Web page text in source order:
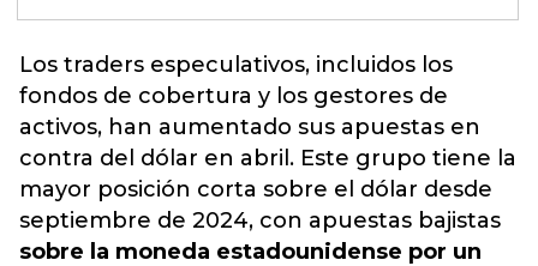
Los traders especulativos, incluidos los
fondos de cobertura y los gestores de
activos, han aumentado sus apuestas en
contra del dólar en abril. Este grupo tiene la
mayor posición corta sobre el dólar desde
septiembre de 2024, con apuestas bajistas
sobre la moneda estadounidense por un